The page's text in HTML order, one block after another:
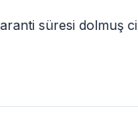
süresi dolmuş